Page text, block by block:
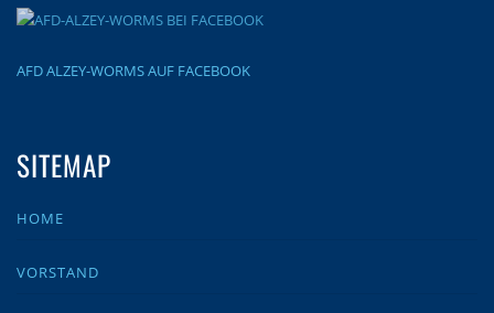
AFD ALZEY-WORMS AUF FACEBOOK
SITEMAP
HOME
VORSTAND